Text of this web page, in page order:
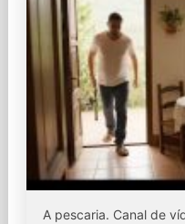
A pescaria. Canal de